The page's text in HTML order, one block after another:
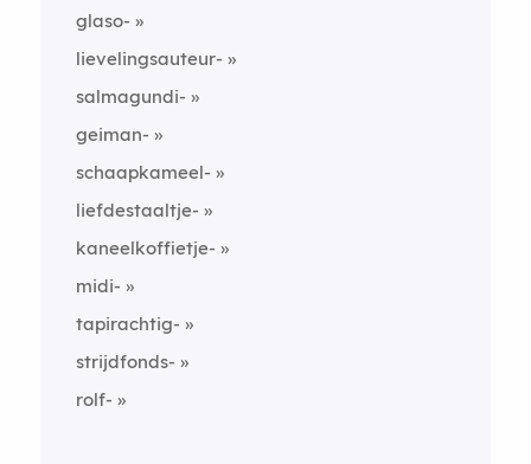
glaso-
lievelingsauteur-
salmagundi-
geiman-
schaapkameel-
liefdestaaltje-
kaneelkoffietje-
midi-
tapirachtig-
strijdfonds-
rolf-